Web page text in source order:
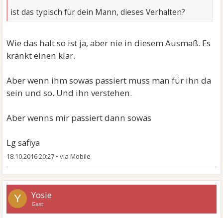
ist das typisch für dein Mann, dieses Verhalten?
Wie das halt so ist ja, aber nie in diesem Ausmaß. Es
kränkt einen klar.
Aber wenn ihm sowas passiert muss man für ihn da
sein und so. Und ihn verstehen.
Aber wenns mir passiert dann sowas
Lg safiya
18.10.2016 20:27 •
Y Yosie
Gast